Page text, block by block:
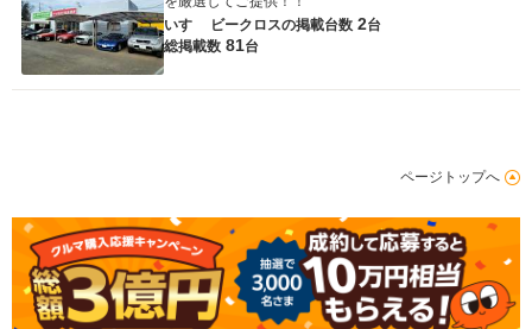
いすゞ ビークロスの掲載台数 2台
総掲載数 81台
ページトップへ